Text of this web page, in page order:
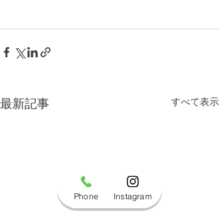
最新記事 すべて表示
Phone Instagram